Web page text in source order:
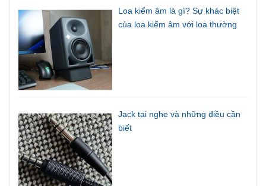
Loa kiểm âm là gì? Sự khác biệt
của loa kiểm âm với loa thường
Jack tai nghe và những điều cần
biết